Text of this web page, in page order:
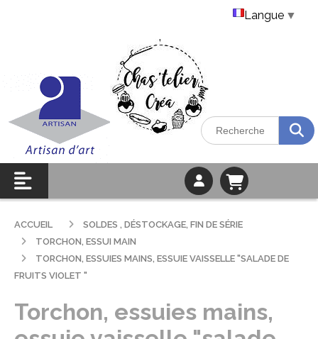
ACCUEIL
SOLDES , DÉSTOCKAGE, FIN DE SÉRIE
TORCHON, ESSUI MAIN
TORCHON, ESSUIES MAINS, ESSUIE VAISSELLE "SALADE DE
FRUITS VIOLET "
Torchon, essuies mains,
Langue ▼